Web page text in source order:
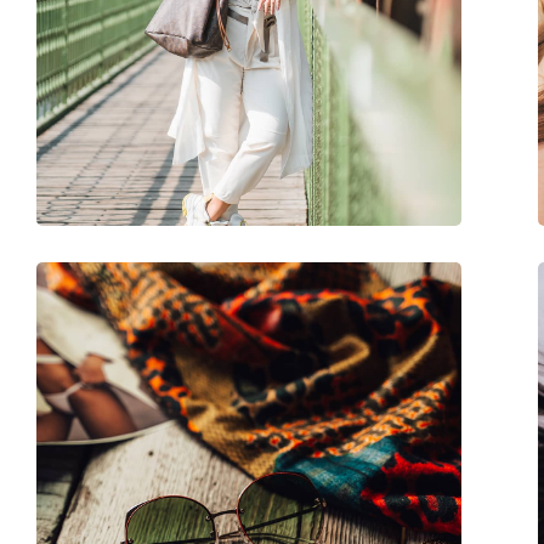
Longueur des branches:
140 mm
Largeur du pont:
17 mm
Poids:
Plaquettes de nez ajustables:
Non
Accessoires
Étui:
Oui
Tissu de nettoyage:
Oui
Autres
Sexe:
Pour femmes
Catégorie:
Lunettes de soleil
Marque:
Versace
Utilisation:
Mode
Code:
0VE 4345B GB1/11